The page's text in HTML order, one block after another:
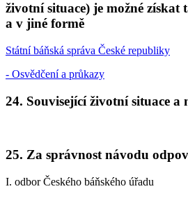
životní situace) je možné získat
a v jiné formě
Státní báňská správa České republiky
- Osvědčení a průkazy
24. Související životní situace a
25. Za správnost návodu
I. odbor Českého báňského úřadu